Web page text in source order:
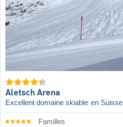
Aletsch Arena
Excellent domaine skiable en Suisse
Familles